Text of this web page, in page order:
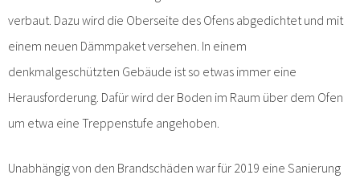
verbaut. Dazu wird die Oberseite des Ofens abgedichtet und mit
einem neuen Dämmpaket versehen. In einem
denkmalgeschützten Gebäude ist so etwas immer eine
Herausforderung. Dafür wird der Boden im Raum über dem Ofen
um etwa eine Treppenstufe angehoben.
Unabhängig von den Brandschäden war für 2019 eine Sanierung